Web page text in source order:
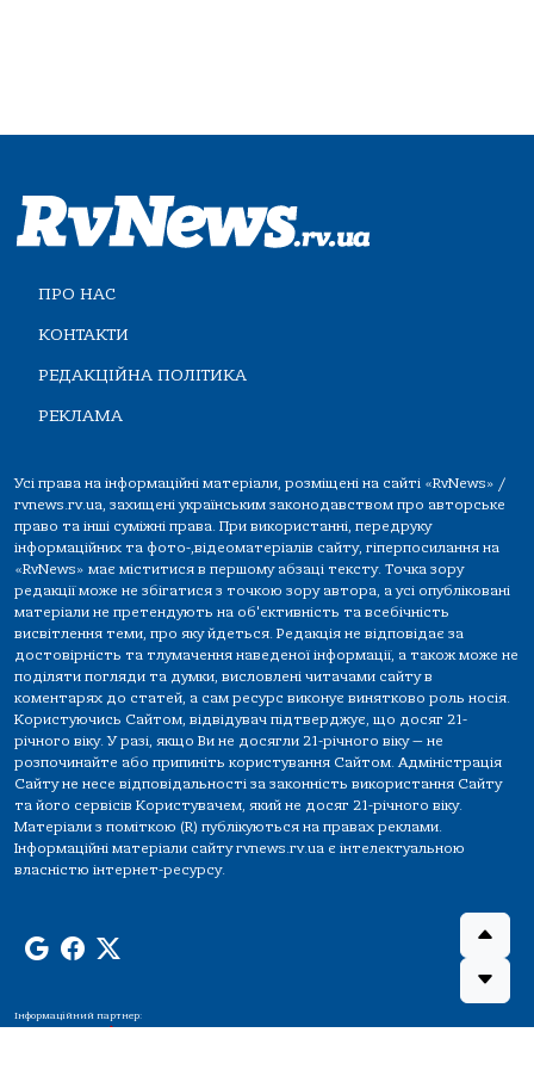
ПРО НАС
КОНТАКТИ
РЕДАКЦІЙНА ПОЛІТИКА
РЕКЛАМА
Усі права на інформаційні матеріали, розміщені на сайті «RvNews» /
rvnews.rv.ua, захищені українським законодавством про авторське
право та інші суміжні права. При використанні, передруку
інформаційних та фото-,відеоматеріалів сайту, гіперпосилання на
«RvNews» має міститися в першому абзаці тексту. Точка зору
редакції може не збігатися з точкою зору автора, а усі опубліковані
матеріали не претендують на об'єктивність та всебічність
висвітлення теми, про яку йдеться. Редакція не відповідає за
достовірність та тлумачення наведеної інформації, а також може не
поділяти погляди та думки, висловлені читачами сайту в
коментарях до статей, а сам ресурс виконує винятково роль носія.
Користуючись Сайтом, відвідувач підтверджує, що досяг 21-
річного віку. У разі, якщо Ви не досягли 21-річного віку — не
розпочинайте або припиніть користування Сайтом. Адміністрація
Сайту не несе відповідальності за законність використання Сайту
та його сервісів Користувачем, який не досяг 21-річного віку.
Матеріали з поміткою (R) публікуються на правах реклами.
Інформаційні матеріали сайту rvnews.rv.ua є інтелектуальною
власністю інтернет-ресурсу.
Інформаційний партнер: